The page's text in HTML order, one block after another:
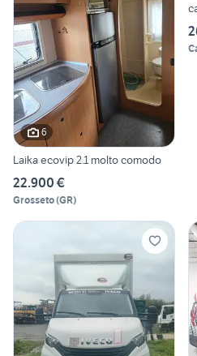
6
Laika ecovip 2.1 molto comodo
22.900 €
Grosseto(GR)